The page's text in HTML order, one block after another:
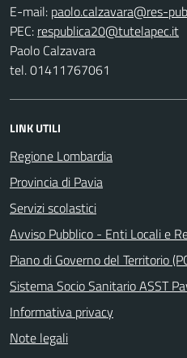
E-mail:
PEC:
Paolo Calzavara
tel. 01411767061
LINK UTILI
Regione Lombardia
Provincia di Pavia
Servizi scolastici
Avviso Pubblico - Enti Locali e
Piano di Governo del Territorio
Sistema Socio Sanitario ASST
Informativa privacy
Note legali